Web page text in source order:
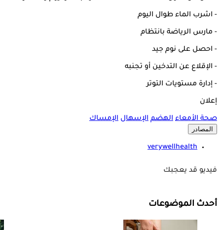
- اشرب الماء طوال اليوم
- مارس الرياضة بانتظام
- احصل على نوم جيد
- الإقلاع عن التدخين أو تجنبه
- إدارة مستويات التوتر
إعلان
صحة الأمعاء الهضم الإسهال الإمساك
المصادر
verywellhealth
فيديو قد يعجبك
أحدث الموضوعات